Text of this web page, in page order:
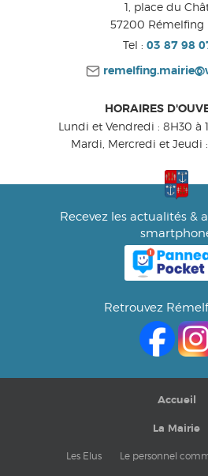
1, place du
57200 Rémelfing
Tel : 03 87 98
HORAIRES
Lundi et Vendredi : 8H30 à
Mardi, Mercredi et Jeudi :
Recevez les actualités &
Retrouvez
Accueil
La Mairie
Les Elus Le personnel